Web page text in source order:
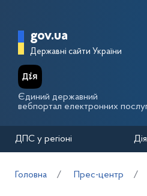
Головна
gov.ua
Державні сайти України
Єдиний державний
вебпортал електронних
ДПС у регіоні
Головна Прес-центр